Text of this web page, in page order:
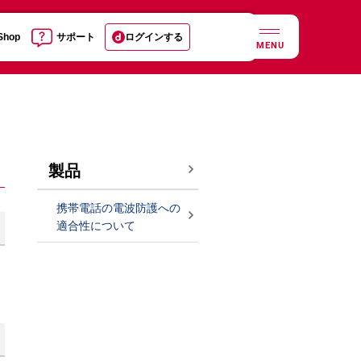
サポート ログインする
MENU
製品
携帯電話の電波防護への
適合性について